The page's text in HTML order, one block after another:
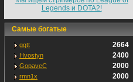
Legends и DOTA2!
Самые богатые
ggtt 2664
Hvostyn 2400
GopaveC 2000
rmn1x 2000